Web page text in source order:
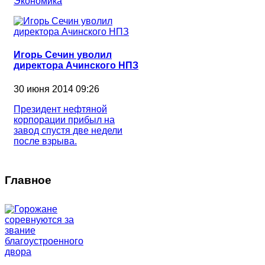
Игорь Сечин уволил
директора Ачинского НПЗ
30 июня 2014 09:26
Президент нефтяной
корпорации прибыл на
завод спустя две недели
после взрыва.
Главное